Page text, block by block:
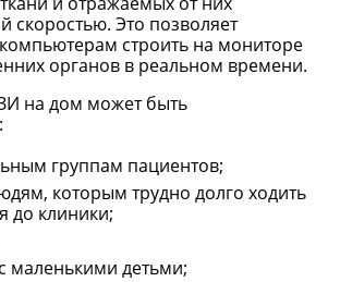
скоростью. Это позволяет
строить на мониторе
органов в реальном времени.
на дом может быть
группам пациентов;
которым трудно долго ходить
до клиники;
маленькими детьми;